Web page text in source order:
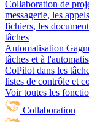
Collaboration de
messagerie, les
fichiers, les
tâches
Automatisation
tâches et à
CoPilot dans les
listes de contrôle et
Voir toutes les
Collaboration